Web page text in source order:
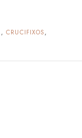
, CRUCIFIXOS,